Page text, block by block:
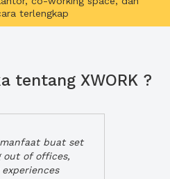
terlengkap
tentang XWORK ?
buat set
out of offices,